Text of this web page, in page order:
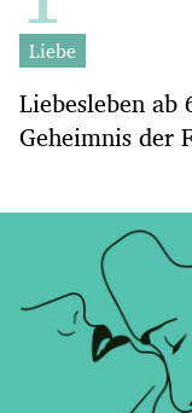
Liebe
Liebesleben ab
Geheimnis der